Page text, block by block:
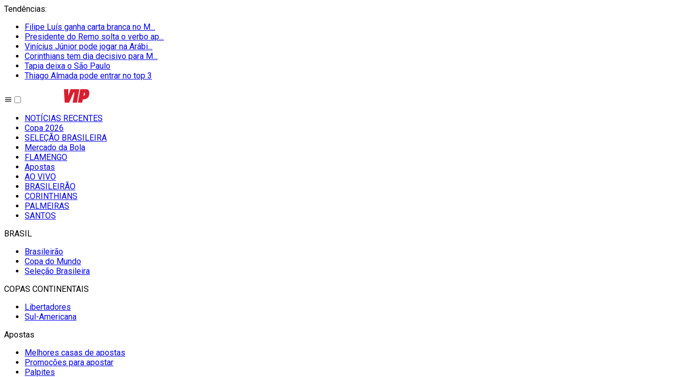
Tendências:
Filipe Luís ganha carta branca no M...
Presidente do Remo solta o verbo ap...
Vinícius Júnior pode jogar na Arábi...
Corinthians tem dia decisivo para M...
Tapia deixa o São Paulo
Thiago Almada pode entrar no top 3
NOTÍCIAS RECENTES
Copa 2026
SELEÇÃO BRASILEIRA
Mercado da Bola
FLAMENGO
Apostas
AO VIVO
BRASILEIRÃO
CORINTHIANS
PALMEIRAS
SANTOS
BRASIL
Brasileirão
Copa do Mundo
Seleção Brasileira
COPAS CONTINENTAIS
Libertadores
Sul-Americana
Apostas
Melhores casas de apostas
Promoções para apostar
Palpites